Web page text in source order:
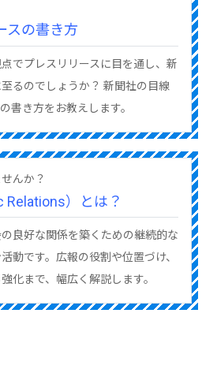
スの書き方
でプレスリリースに目を通し、新
るのでしょうか？ 新聞社の目線
書き方をお教えします。
んか？
Relations）とは？
良好な関係を築くための継続的な
動です。広報の役割や位置づけ、
化まで、幅広く解説します。